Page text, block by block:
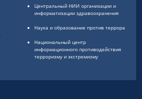
Центральный НИИ организации и
информатизации здравоохранения
Наука и образование против террора
Национальный центр
информационного противодействия
терроризму и экстремизму